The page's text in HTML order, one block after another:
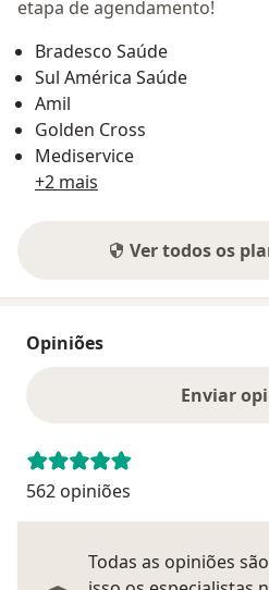
etapa de agendamento!
Bradesco Saúde
Sul América Saúde
Amil
Golden Cross
Mediservice
+2 mais
Ver todos os
Opiniões
Enviar
562 opiniões
Todas as opiniões